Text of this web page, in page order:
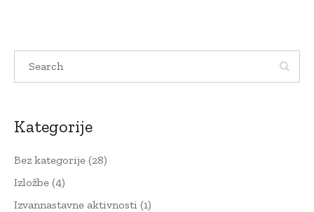
Kategorije
Bez kategorije (28)
Izložbe (4)
Izvannastavne aktivnosti (1)